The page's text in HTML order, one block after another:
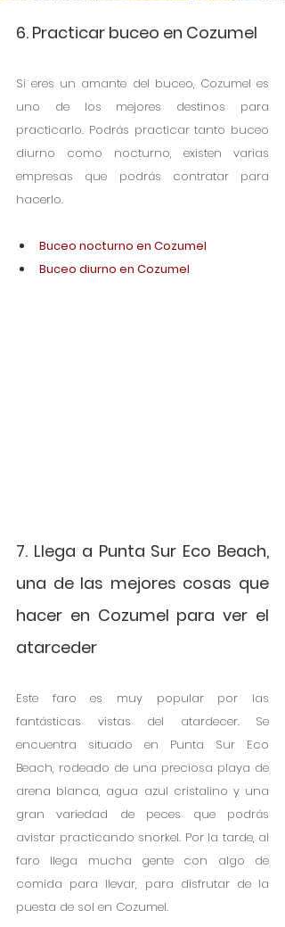
6. Practicar buceo en Cozumel
Si eres un amante del buceo, Cozumel es
uno de los mejores destinos para
practicarlo. Podrás practicar tanto buceo
diurno como nocturno, existen varias
empresas que podrás contratar para
hacerlo.
Buceo nocturno en Cozumel
Buceo diurno en Cozumel
7. Llega a Punta Sur Eco Beach,
una de las mejores cosas que
hacer en Cozumel para ver el
atarceder
Este faro es muy popular por las
fantásticas vistas del atardecer. Se
encuentra situado en Punta Sur Eco
Beach, rodeado de una preciosa playa de
arena blanca, agua azul cristalino y una
gran variedad de peces que podrás
avistar practicando snorkel. Por la tarde, al
faro llega mucha gente con algo de
comida para llevar, para disfrutar de la
puesta de sol en Cozumel.